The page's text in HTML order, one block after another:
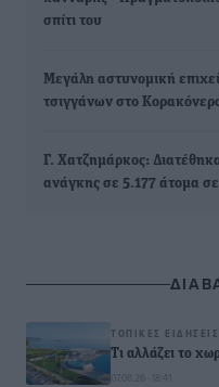
σπίτι του
Μεγάλη αστυνομική
τσιγγάνων στο
Γ. Χατζημάρκος:
ανάγκης σε 5.177 άτομα
ΤΟΠΙΚΈΣ ΕΙΔΉΣΕΙΣ
Τι αλλάζει το
07.08.26 · 18:41